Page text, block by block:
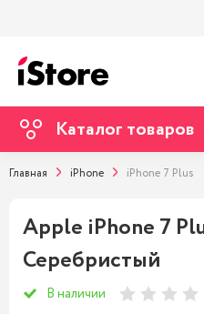
Каталог товаров
Главная iPhone iPhone 7 Plus
Apple iPhone 7
Серебристый
В наличии